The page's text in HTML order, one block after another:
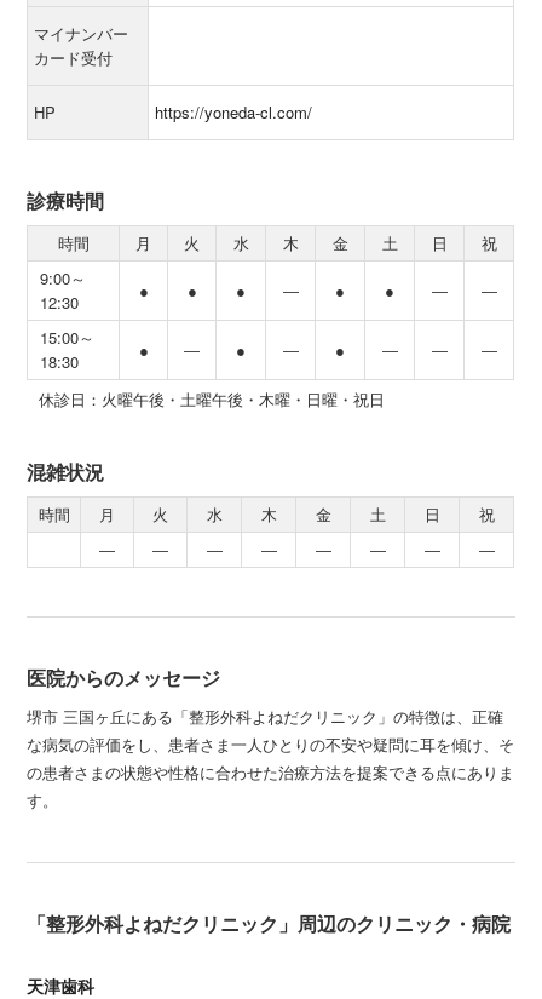
マイナンバー
カード受付
HP https://yoneda-cl.com/
診療時間
時間 月 火 水 木 金 土 日
祝
9:00～
12:30
● ● ● ― ● ● ― ―
15:00～
18:30
● ― ● ― ● ― ― ―
休診日：火曜午後・土曜午後・木曜・日曜・祝日
混雑状況
時間 月 火 水 木 金 土 日
祝
―
― ― ― ― ― ― ―
医院からのメッセージ
堺市 三国ヶ丘にある「整形外科よねだクリニック」の特徴は、正確
な病気の評価をし、患者さま一人ひとりの不安や疑問に耳を傾け、そ
の患者さまの状態や性格に合わせた治療方法を提案できる点にありま
す。
「整形外科よねだクリニック」周辺のクリニック・病院
天津歯科